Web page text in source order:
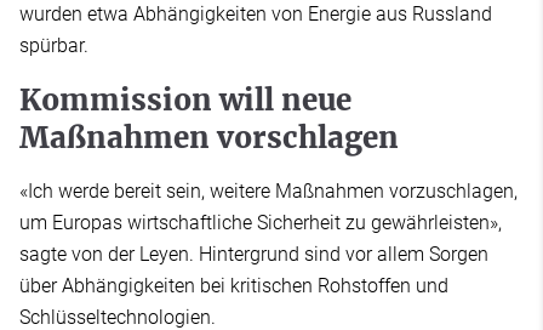
wurden etwa Abhängigkeiten von Energie aus Russland
spürbar.
Kommission will neue
Maßnahmen vorschlagen
«Ich werde bereit sein, weitere Maßnahmen vorzuschlagen,
um Europas wirtschaftliche Sicherheit zu gewährleisten»,
sagte von der Leyen. Hintergrund sind vor allem Sorgen
über Abhängigkeiten bei kritischen Rohstoffen und
Schlüsseltechnologien.